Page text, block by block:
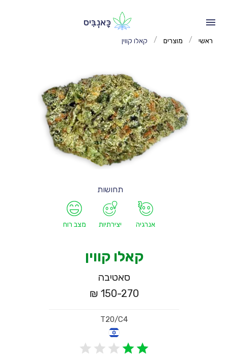
כָּאנְבִּיס
ראשי מוצרים קאלו קווין
תחושות
אנרגיה יצירתיות מצב רוח
קאלו קווין
סאטיבה
150-270 ₪
T20/C4